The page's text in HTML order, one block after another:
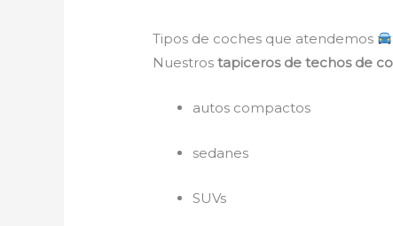
Tipos de coches que atendemos
Nuestrostapiceros de techos de
autos compactos
sedanes
SUVs